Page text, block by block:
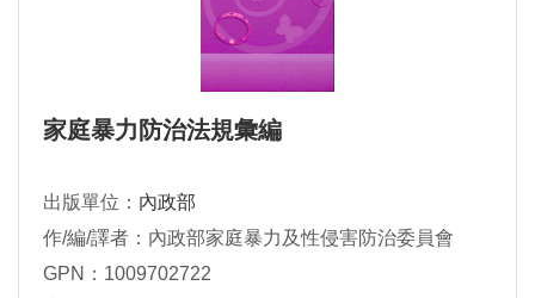
家庭暴力防治法規彙編
出版單位： 內政部
作/編/譯者：內政部家庭暴力及性侵害防治委員會
GPN：1009702722